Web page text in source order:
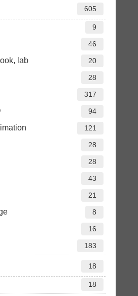
605
9
46
lab 20
28
317
94
121
28
28
43
21
8
16
183
18
18